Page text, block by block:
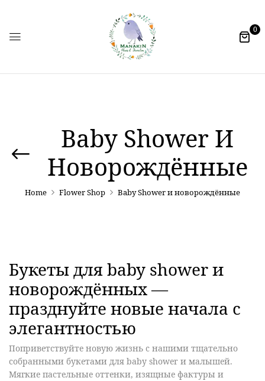
0
Baby Shower И
Новорождённые
Home Flower Shop Baby Shower и новорождённые
Букеты для baby shower и
новорождённых —
празднуйте новые начала с
элегантностью
Поприветствуйте новую жизнь с нашими тщательно
собранными букетами для baby shower и малышей.
Мягкие пастельные оттенки, изящные фактуры и